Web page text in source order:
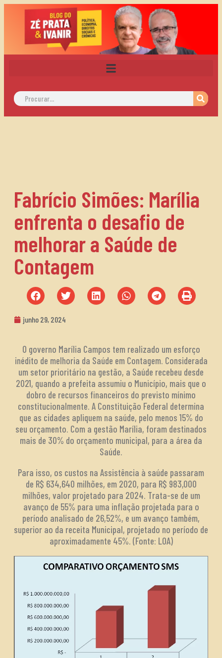
Fabrício Simões: Marília
enfrenta o desafio de
melhorar a Saúde de
Contagem
junho 29, 2024
O governo Marília Campos tem realizado um esforço
inédito de melhoria da Saúde em Contagem. Considerada
um setor prioritário na gestão, a Saúde recebeu desde
2021, quando a prefeita assumiu o Município, mais que o
dobro de recursos financeiros do previsto mínimo
constitucionalmente. A Constituição Federal determina
que as cidades apliquem na saúde, pelo menos 15% do
seu orçamento. Com a gestão Marília, foram destinados
mais de 30% do orçamento municipal, para a área da
Saúde.
Para isso, os custos na Assistência à saúde passaram
de R$ 634,640 milhões, em 2020, para R$ 983,000
milhões, valor projetado para 2024. Trata-se de um
avanço de 55% para uma inflação projetada para o
período analisado de 26,52%, e um avanço também,
superior ao da receita Municipal, projetado no período de
aproximadamente 45%. (Fonte: LOA)